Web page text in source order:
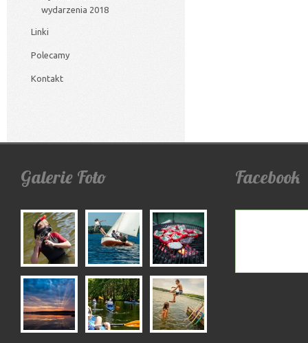
wydarzenia 2018
Linki
Polecamy
Kontakt
Galerie Foto Facebook